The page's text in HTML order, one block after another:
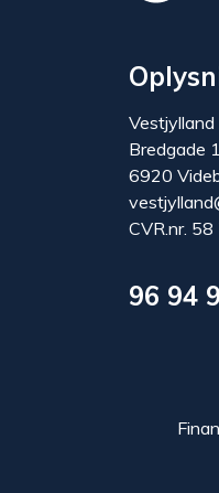
Vestjylland
Bredgade
6920
CVR.nr.
96 94